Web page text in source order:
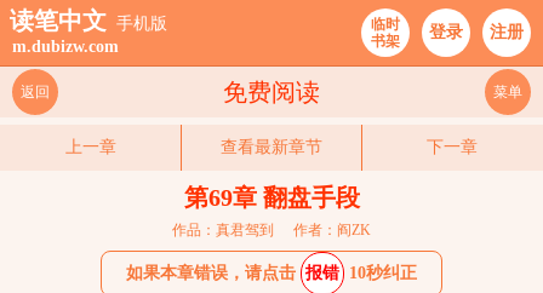
读笔中文 手机版
m.dubizw.com
临时
书架
登录 注册
免费阅读
返回 菜单
上一章 查看最新章节 下一章
第69章 翻盘手段
作品：真君驾到 作者：阎ZK
如果本章错误，请点击 报错 10秒纠正